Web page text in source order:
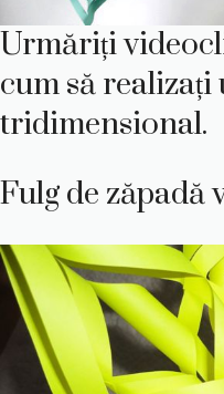
Urmăriți
cum să realizați
tridimensional.
Fulg de zăpadă